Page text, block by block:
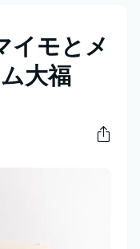
イモとメ
大福